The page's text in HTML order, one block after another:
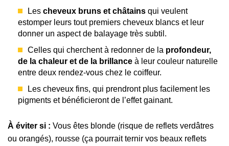
Les cheveux bruns et châtains qui veulent
estomper leurs tout premiers cheveux blancs et leur
donner un aspect de balayage très subtil.
Celles qui cherchent à redonner de la profondeur,
de la chaleur et de la brillance à leur couleur naturelle
entre deux rendez-vous chez le coiffeur.
Les cheveux fins, qui prendront plus facilement les
pigments et bénéficieront de l’effet gainant.
À éviter si : Vous êtes blonde (risque de reflets verdâtres
ou orangés), rousse (ça pourrait ternir vos beaux reflets